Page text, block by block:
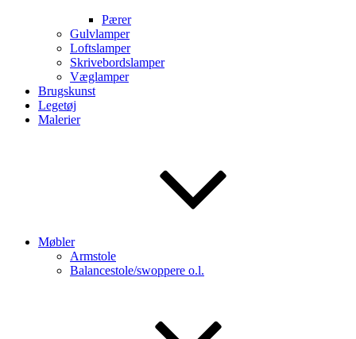
Pærer
Gulvlamper
Loftslamper
Skrivebordslamper
Væglamper
Brugskunst
Legetøj
Malerier
Møbler
Armstole
Balancestole/swoppere o.l.